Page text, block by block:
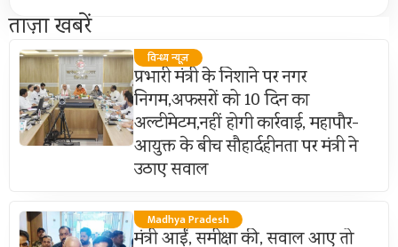
ताज़ा खबरें
विन्ध्य न्यूज़
प्रभारी मंत्री के निशाने पर नगर
निगम,अफसरों को 10 दिन का
अल्टीमेटम,नहीं होगी कार्रवाई, महापौर-
आयुक्त के बीच सौहार्दहीनता पर मंत्री ने
उठाए सवाल
Madhya Pradesh
मंत्री आईं, समीक्षा की, सवाल आए तो